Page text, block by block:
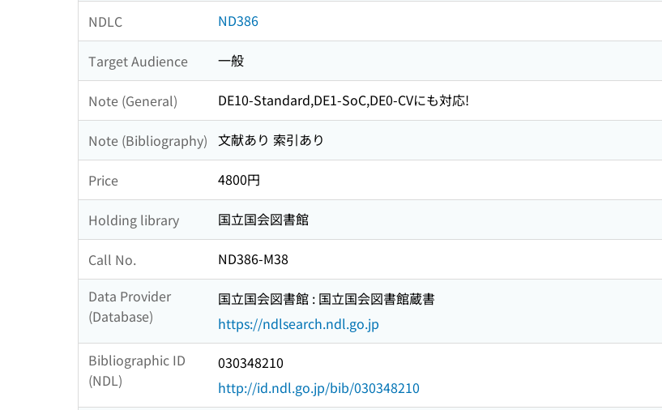
NDLC ND386
Target Audience 一般
Note (General) DE10-Standard,DE1-SoC,DE0-CVにも対応!
Note (Bibliography) 文献あり 索引あり
Price 4800円
Holding library 国立国会図書館
Call No.
ND386-M38
Data Provider
(Database)
国立国会図書館 : 国立国会図書館蔵書
https://ndlsearch.ndl.go.jp
Bibliographic ID
(NDL)
030348210
http://id.ndl.go.jp/bib/030348210